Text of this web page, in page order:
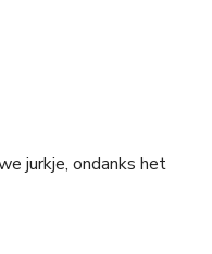
jurkje, ondanks het